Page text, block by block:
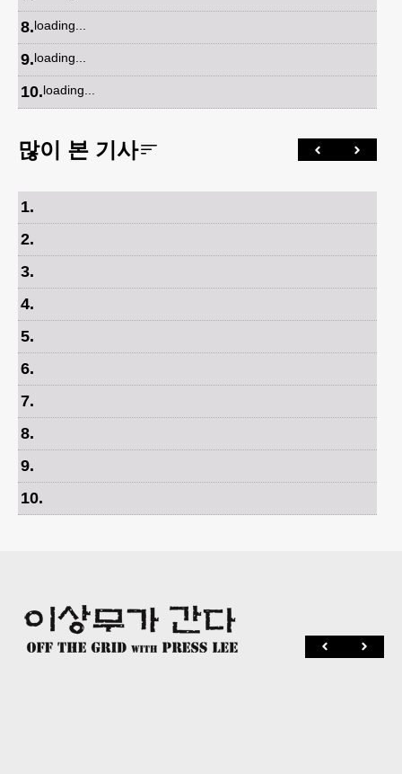
8.loading...
9.loading...
10.loading...
많이 본 기사
1.
2.
3.
4.
5.
6.
7.
8.
9.
10.